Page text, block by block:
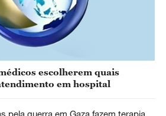
escolherem quais
em hospital
pela guerra em Gaza fazem terapia